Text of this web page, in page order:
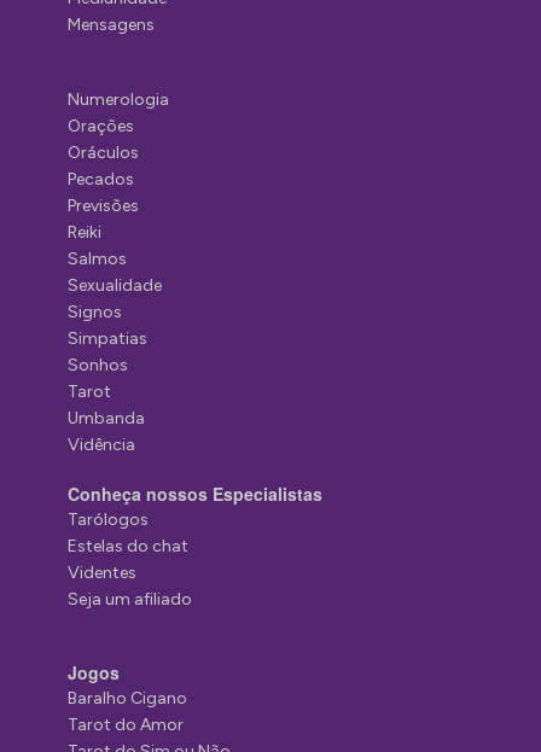
Mensagens
Numerologia
Orações
Oráculos
Pecados
Previsões
Reiki
Salmos
Sexualidade
Signos
Simpatias
Sonhos
Tarot
Umbanda
Vidência
Conheça nossos Especialistas
Tarólogos
Estelas do chat
Videntes
Seja um afiliado
Jogos
Baralho Cigano
Tarot do Amor